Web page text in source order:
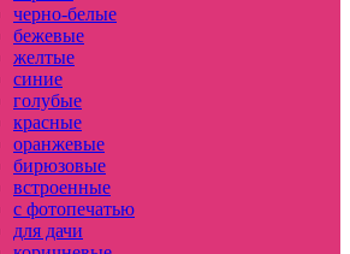
черно-белые
бежевые
желтые
синие
голубые
красные
оранжевые
бирюзовые
встроенные
с фотопечатью
для дачи